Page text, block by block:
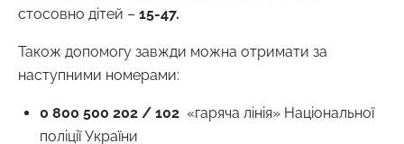
стосовно дітей – 15-47.
Також допомогу завжди можна отримати за
наступними номерами:
0 800 500 202 / 102 «гаряча лінія» Національної
поліції України